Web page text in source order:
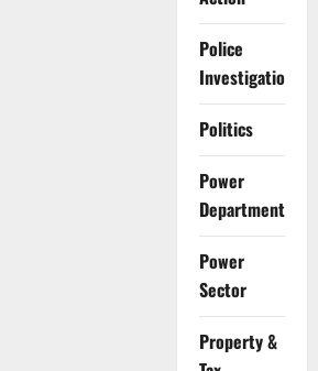
Police
Investigation
Politics
Power
Department
Power
Sector
Property &